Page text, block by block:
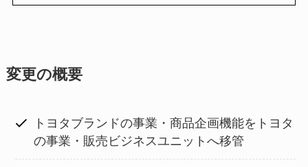
変更の概要
トヨタブランドの事業・商品企画機能をトヨタ
の事業・販売ビジネスユニットへ移管